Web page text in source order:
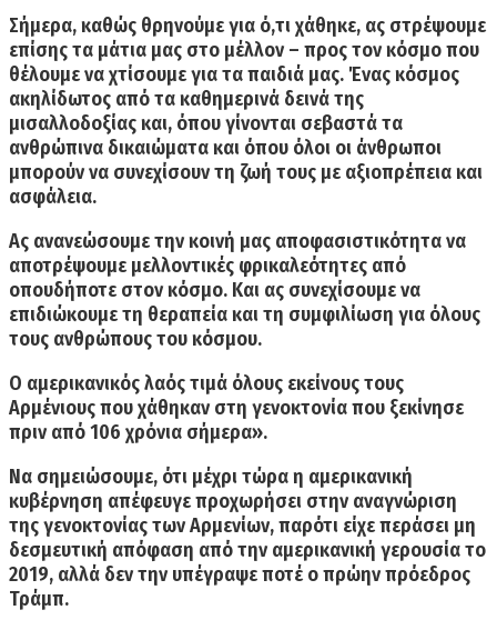
Σήμερα, καθώς θρηνούμε για ό,τι χάθηκε, ας στρέψουμε
επίσης τα μάτια μας στο μέλλον – προς τον κόσμο που
θέλουμε να χτίσουμε για τα παιδιά μας. Ένας κόσμος
ακηλίδωτος από τα καθημερινά δεινά της
μισαλλοδοξίας και, όπου γίνονται σεβαστά τα
ανθρώπινα δικαιώματα και όπου όλοι οι άνθρωποι
μπορούν να συνεχίσουν τη ζωή τους με αξιοπρέπεια και
ασφάλεια.
Ας ανανεώσουμε την κοινή μας αποφασιστικότητανα
αποτρέψουμε μελλοντικές φρικαλεότητες από
οπουδήποτε στον κόσμο. Και ας συνεχίσουμε να
επιδιώκουμε τη θεραπεία και τη συμφιλίωση για όλους
τους ανθρώπους του κόσμου.
Ο αμερικανικός λαός τιμά όλους εκείνους τους
Αρμένιους που χάθηκαν στη γενοκτονία που ξεκίνησε
πριν από 106 χρόνια σήμερα».
Να σημειώσουμε, ότι μέχρι τώραη αμερικανική
κυβέρνηση απέφευγε προχωρήσει στην αναγνώριση
της γενοκτονίας των Αρμενίων, παρότι είχε περάσει μη
δεσμευτική απόφαση από την αμερικανική γερουσία το
2019, αλλά δεν την υπέγραψε ποτέ ο πρώην πρόεδρος
Τράμπ.